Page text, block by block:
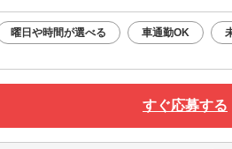
曜日や時間が選べる 車通勤OK
すぐ応募する